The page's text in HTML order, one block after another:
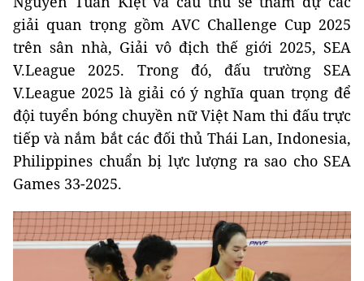
giải quan trọng gồm AVC Challenge Cup 2025
trên sân nhà, Giải vô địch thế giới 2025, SEA
V.League 2025. Trong đó, đấu trường SEA
V.League 2025 là giải có ý nghĩa quan trọng để
đội tuyển bóng chuyền nữ Việt Nam thi đấu trực
tiếp và nắm bắt các đối thủ Thái Lan, Indonesia,
Philippines chuẩn bị lực lượng ra sao cho SEA
Games 33-2025.